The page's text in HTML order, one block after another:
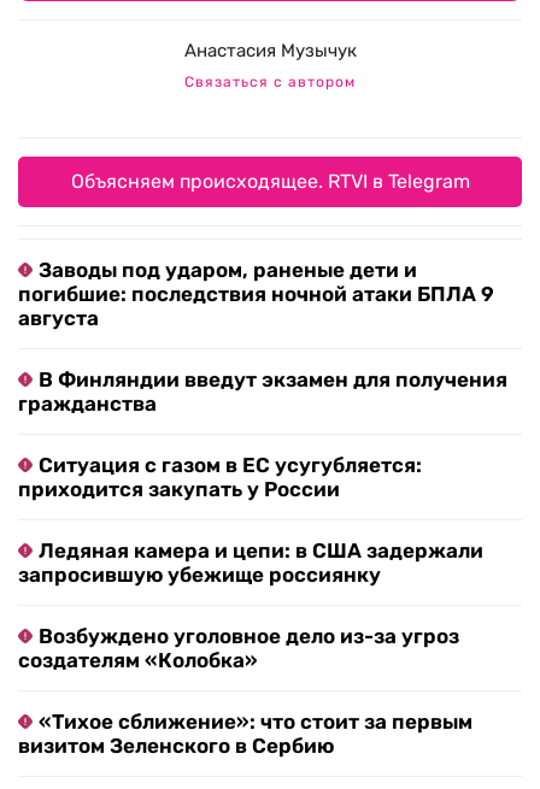
Анастасия Музычук
Связаться с автором
Объясняем происходящее. RTVI в Telegram
Заводы под ударом, раненые дети и
погибшие: последствия ночной атаки БПЛА 9
августа
В Финляндии введут экзамен для получения
гражданства
Ситуация с газом в ЕС усугубляется:
приходится закупать у России
Ледяная камера и цепи: в США задержали
запросившую убежище россиянку
Возбуждено уголовное дело из-за угроз
создателям «Колобка»
«Тихое сближение»: что стоит за первым
визитом Зеленского в Сербию